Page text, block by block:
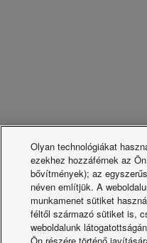
Olyan technológiákat
ezekhez hozzáférnek az
bővítmények); az
néven említjük. A
munkamenet sütiket
féltől származó sütiket is,
weboldalunk